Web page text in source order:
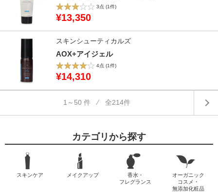
3点 (1件)
¥13,350
スキンシューティカルズ
AOX+アイジェル
4点 (1件)
¥14,310
1～50 件 ⁄ 全214件
カテゴリから探す
スキンケア メイクアップ
香水・
フレグランス
オーガニック
コスメ・
無添加化粧品